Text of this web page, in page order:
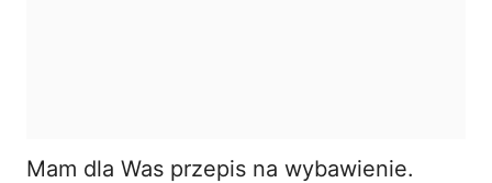
Mam dla Was przepis na wybawienie.